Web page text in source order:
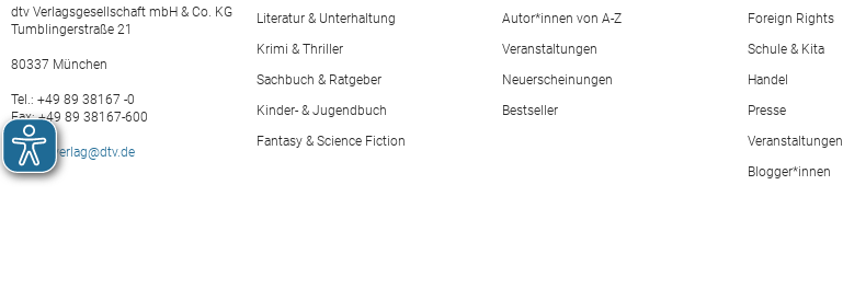
dtv Verlagsgesellschaft mbH & Co. KG
Tumblingerstraße 21
80337 München
Tel.: +49 89 38167 -0
Fax: +49 89 38167-600
E-Mail: verlag@dtv.de
Literatur & Unterhaltung
Krimi & Thriller
Sachbuch & Ratgeber
Kinder- & Jugendbuch
Fantasy & Science Fiction
Autor*innen von A-Z
Veranstaltungen
Neuerscheinungen
Bestseller
Foreign Rights
Schule & Kita
Handel
Presse
Veranstaltungen
Blogger*innen